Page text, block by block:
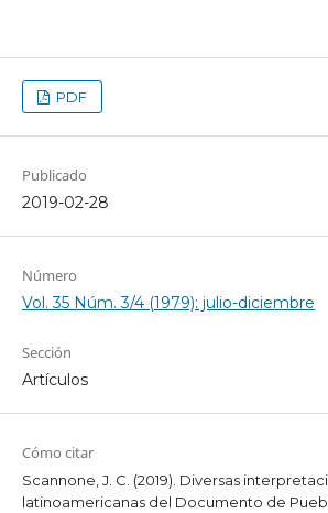
PDF
Publicado
2019-02-28
Número
Vol. 35 Núm. 3/4 (1979): julio-diciembre
Sección
Artículos
Cómo citar
Scannone, J. C. (2019). Diversas
latinoamericanas del Documento de